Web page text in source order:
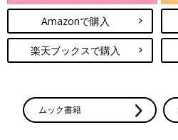
Amazonで購入
楽天ブックスで購入
ムック書籍